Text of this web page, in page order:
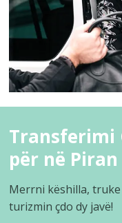
Transferimi
për në Piran
Merrni këshilla,
turizmin çdo dy javë!